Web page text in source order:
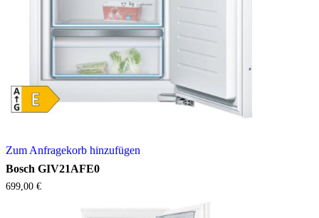
Zum Anfragekorb hinzufügen
Bosch GIV21AFE0
699,00 €